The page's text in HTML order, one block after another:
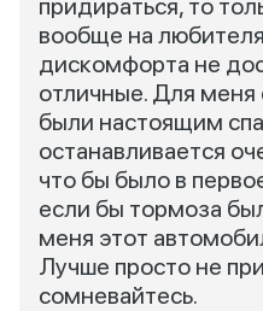
придираться, то
вообще на
дискомфорта не
отличные. Для меня
были настоящим
останавливается
что бы было в
если бы тормоза
меня этот
Лучше просто не
сомневайтесь.